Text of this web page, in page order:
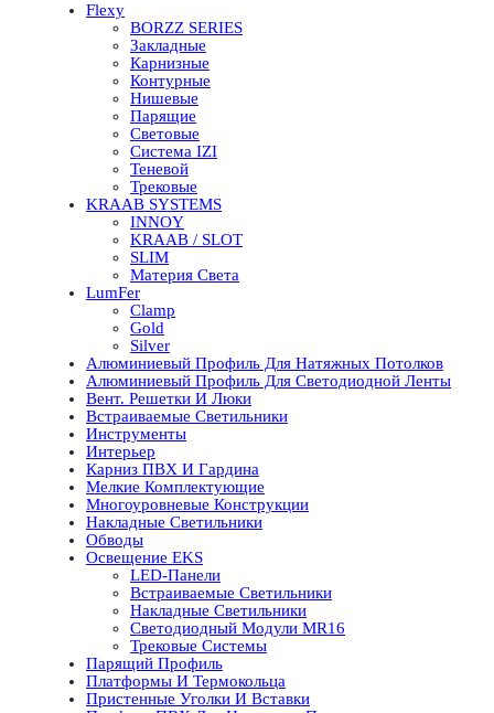
Flexy
BORZZ SERIES
Закладные
Карнизные
Контурные
Нишевые
Парящие
Световые
Система IZI
Теневой
Трековые
KRAAB SYSTEMS
INNOY
KRAAB / SLOT
SLIM
Материя Света
LumFer
Clamp
Gold
Silver
Алюминиевый Профиль Для Натяжных Потолков
Алюминиевый Профиль Для Светодиодной Ленты
Вент. Решетки И Люки
Встраиваемые Светильники
Инструменты
Интерьер
Карниз ПВХ И Гардина
Мелкие Комплектующие
Многоуровневые Конструкции
Накладные Светильники
Обводы
Освещение EKS
LED-Панели
Встраиваемые Светильники
Накладные Светильники
Светодиодный Модули MR16
Трековые Системы
Парящий Профиль
Платформы И Термокольца
Пристенные Уголки И Вставки